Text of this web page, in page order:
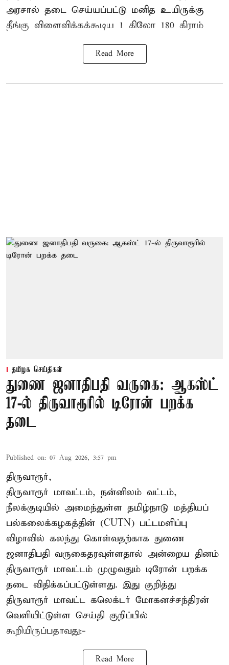
அரசால் தடை செய்யப்பட்டு மனித உயிருக்கு
தீங்கு விளைவிக்கக்கூடிய 1 கிலோ 180 கிராம்
Read More
தமிழக செய்திகள்
துணை ஜனாதிபதி வருகை: ஆகஸ்ட்
17-ல் திருவாரூரில் டிரோன் பறக்க
தடை
Published on: 07 Aug 2026, 3:57 pm
திருவாரூர்,
திருவாரூர் மாவட்டம், நன்னிலம் வட்டம்,
நீலக்குடியில் அமைந்துள்ள தமிழ்நாடு மத்தியப்
பல்கலைக்கழகத்தின் (CUTN) பட்டமளிப்பு
விழாவில் கலந்து கொள்வதற்காக துணை
ஜனாதிபதி வருகைதரவுள்ளதால் அன்றைய தினம்
திருவாரூர் மாவட்டம் முழுவதும் டிரோன் பறக்க
தடை விதிக்கப்பட்டுள்ளது. இது குறித்து
திருவாரூர் மாவட்ட கலெக்டர் மோகனச்சந்திரன்
வெளியிட்டுள்ள செய்தி குறிப்பில்
கூறியிருப்பதாவது:-
Read More